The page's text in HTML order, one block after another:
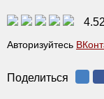
4.52
Авторизуйтесь
Поделиться